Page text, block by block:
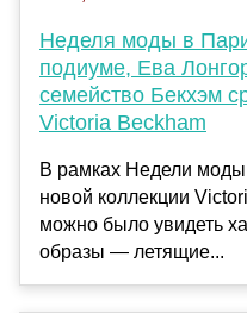
Неделя моды в
подиуме, Ева
семейство Бекхэм
Victoria Beckham
В рамках Недели
новой коллекции
можно было увидеть
образы — летящие...